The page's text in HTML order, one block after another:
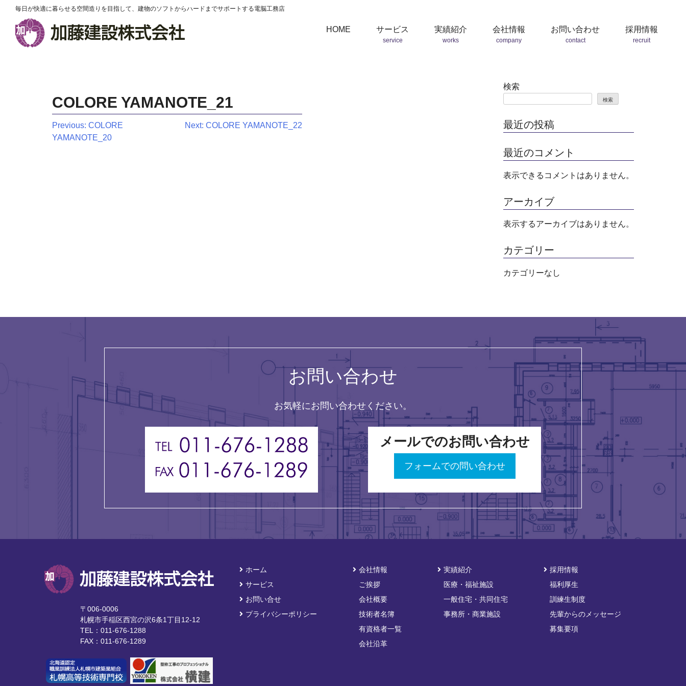
毎日が快適に暮らせる空間造りを目指して、建物のソフトからハードまでサポートする電脳工務店
HOME サービス
service
実績紹介
works
会社情報
company
お問い合わせ
contact
採用情報
recruit
COLORE YAMANOTE_21
投
Previous: COLORE
YAMANOTE_20
Next: COLORE YAMANOTE_22
検索
検索
最近の投稿
最近のコメント
表示できるコメントはありません。
アーカイブ
表示するアーカイブはありません。
カテゴリー
カテゴリーなし
お問い合わせ
お気軽にお問い合わせください。
メールでのお問い合わせ
フォームでの問い合わせ
〒006-0006
札幌市手稲区西宮の沢6条1丁目12-12
TEL：011-676-1288
FAX：011-676-1289
ホーム
サービス
お問い合せ
プライバシーポリシー
会社情報
ご挨拶
会社概要
技術者名簿
有資格者一覧
会社沿革
実績紹介
医療・福祉施設
一般住宅・共同住宅
事務所・商業施設
採用情報
福利厚生
訓練生制度
先輩からのメッセージ
募集要項